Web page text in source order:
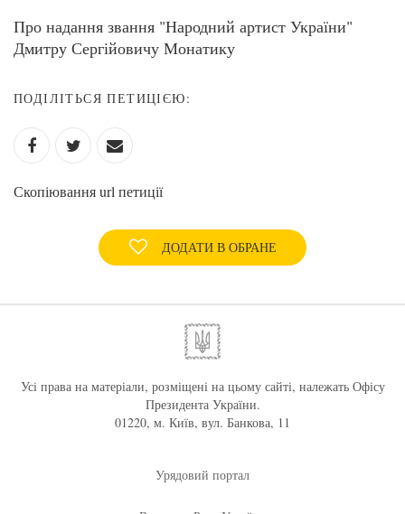
Про надання звання "Народний артист України"
Дмитру Сергійовичу Монатику
ПОДІЛІТЬСЯ ПЕТИЦІЄЮ:
Скопіювання url петиції
ДОДАТИ В ОБРАНЕ
Усі права на матеріали, розміщені на цьому сайті, належать Офісу
Президента України.
01220, м. Київ, вул. Банкова, 11
Урядовий портал